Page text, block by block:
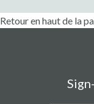
Retour en haut de la